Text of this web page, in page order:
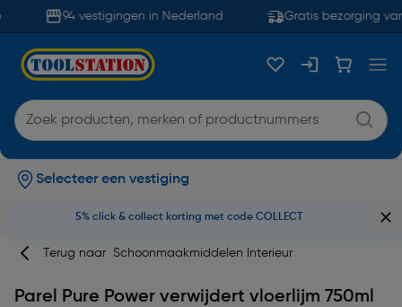
94 vestigingen in Nederland Gratis bezorging
Selecteer een vestiging
5% click & collect korting met code COLLECT
Terug naar Schoonmaakmiddelen Interieur
Parel Pure Power verwijdert vloerlijm 750ml